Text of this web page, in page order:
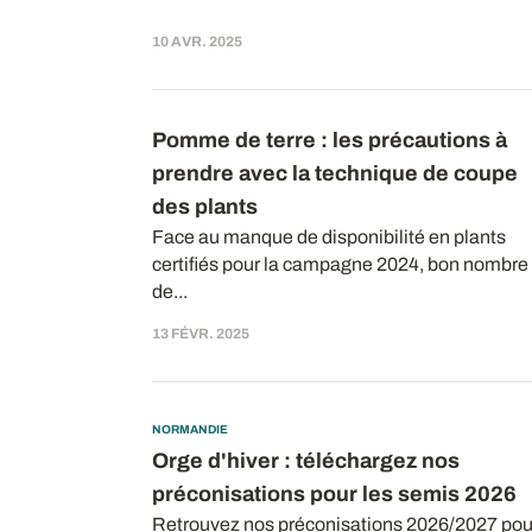
10 AVR. 2025
Pomme de terre : les précautions à
prendre avec la technique de coupe
des plants
Face au manque de disponibilité en plants
certifiés pour la campagne 2024, bon nombre
de...
13 FÉVR. 2025
NORMANDIE
Orge d'hiver : téléchargez nos
préconisations pour les semis 2026
Retrouvez nos préconisations 2026/2027